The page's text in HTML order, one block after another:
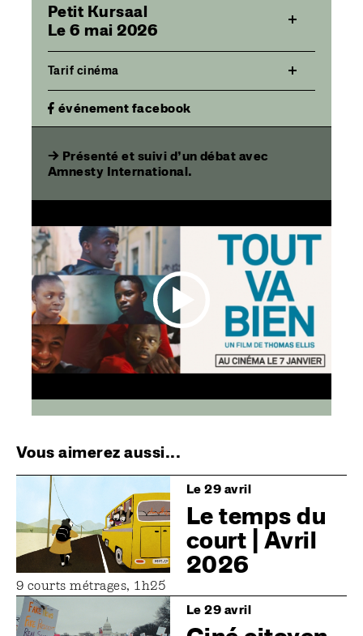
Petit Kursaal
Le 6 mai 2026
Tarif cinéma
événement facebook
→ Présenté et suivi d’un débat avec
Amnesty International.
Vous aimerez aussi...
Image Le 29 avril
Le temps du
court | Avril
2026
9 courts métrages, 1h25
Image
Le 29 avril